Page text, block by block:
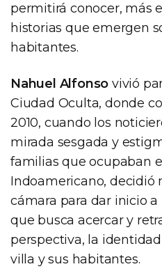
permitirá conocer, más
historias que emergen
habitantes.
Nahuel Alfonso vivió
Ciudad Oculta, donde
2010, cuando los
mirada sesgada y
familias que ocupaban
Indoamericano, decidió
cámara para dar inicio
que busca acercar y
perspectiva, la
villa y sus habitantes.